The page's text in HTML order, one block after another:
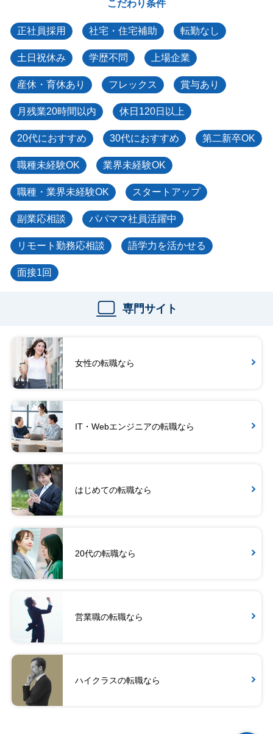
こだわり条件
正社員採用 社宅・住宅補助 転勤なし
土日祝休み 学歴不問 上場企業
産休・育休あり フレックス 賞与あり
月残業20時間以内 休日120日以上
20代におすすめ 30代におすすめ 第二新卒OK
職種未経験OK 業界未経験OK
職種・業界未経験OK スタートアップ
副業応相談 パパママ社員活躍中
リモート勤務応相談 語学力を活かせる
面接1回
専門サイト
女性の転職なら
IT・Webエンジニアの転職なら
はじめての転職なら
20代の転職なら
営業職の転職なら
ハイクラスの転職なら